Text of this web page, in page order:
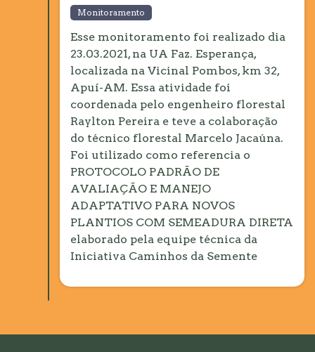
Monitoramento
Esse monitoramento foi realizado dia
23.03.2021, na UA Faz. Esperança,
localizada na Vicinal Pombos, km 32,
Apuí-AM. Essa atividade foi
coordenada pelo engenheiro florestal
Raylton Pereira e teve a colaboração
do técnico florestal Marcelo Jacaúna.
Foi utilizado como referencia o
PROTOCOLO PADRÃO DE
AVALIAÇÃO E MANEJO
ADAPTATIVO PARA NOVOS
PLANTIOS COM SEMEADURA DIRETA
elaborado pela equipe técnica da
Iniciativa Caminhos da Semente